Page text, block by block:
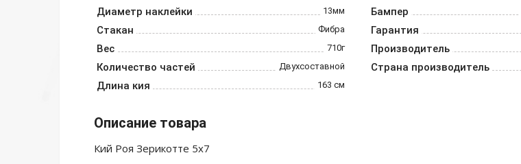
Диаметр наклейки 13мм
Стакан Фибра
Вес 710г
Количество частей Двухсоставной
Длина кия 163 см
Бампер
Гарантия
Производитель
Страна производитель
Описание товара
Кий Роя Зерикотте 5х7